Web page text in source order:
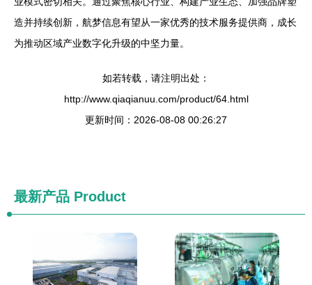
造并持续创新，航梦信息有望从一家优秀的技术服务提供商，成长
为推动区域产业数字化升级的中坚力量。
如若转载，请注明出处：
http://www.qiaqianuu.com/product/64.html
更新时间：2026-08-08 00:26:27
最新产品 Product